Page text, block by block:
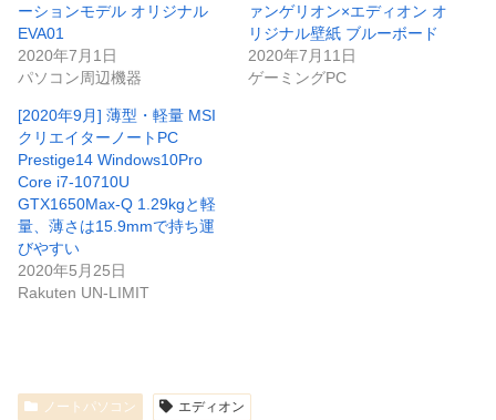
ーションモデル オリジナル
EVA01
2020年7月1日
パソコン周辺機器
ァンゲリオン×エディオン オ
リジナル壁紙 ブルーボード
2020年7月11日
ゲーミングPC
[2020年9月] 薄型・軽量 MSI
クリエイターノートPC
Prestige14 Windows10Pro
Core i7-10710U
GTX1650Max-Q 1.29kgと軽
量、薄さは15.9mmで持ち運
びやすい
2020年5月25日
Rakuten UN-LIMIT
ノートパソコン
エディオン